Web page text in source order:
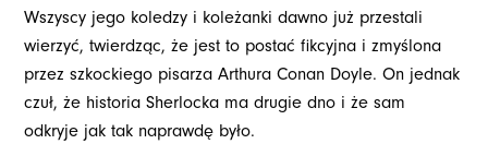
Wszyscy jego koledzy i koleżanki dawno już przestali
wierzyć, twierdząc, że jest to postać fikcyjna i zmyślona
przez szkockiego pisarza Arthura Conan Doyle. On jednak
czuł, że historia Sherlocka ma drugie dno i że sam
odkryje jak tak naprawdę było.